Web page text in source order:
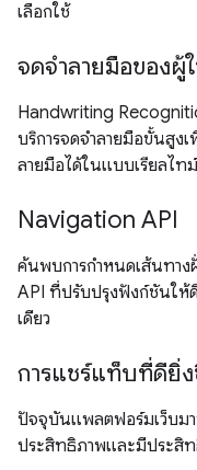
เลือกใช้
จดจำลายมือของผู้
Handwriting
บริการจดจำลายมือขั้นสูง
ลายมือได้ในแบบเรียลไทม์
Navigation API
ค้นพบการกำหนดเส้นทา
API ที่ปรับปรุงฟังก์ชันให้
เดียว
การแชร์แท็บที่ดียิ่
ปัจจุบันแพลตฟอร์มเว็บม
ประสิทธิภาพและมีประสิ